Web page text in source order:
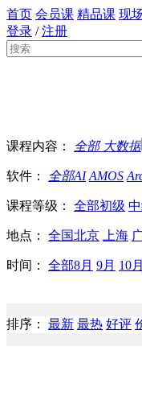
首页 会员课 精品课 现
登录 /注册
课程内容： 全部大数据
软件： 全部AI AMOS
课程等级： 全部初级
地点： 全国北京 上海
时间： 全部8月 9月 10月
排序： 最新 最热 好评